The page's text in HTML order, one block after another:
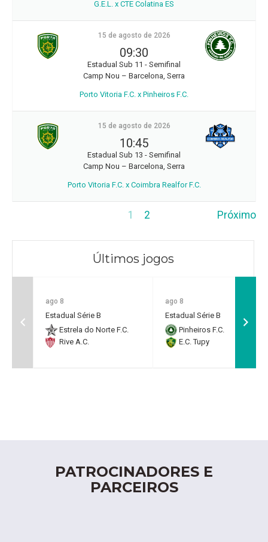
G.E.L. x CTE Colatina ES
15 de agosto de 2026
09:30
Estadual Sub 11 - Semifinal
Camp Nou – Barcelona, Serra
Porto Vitoria F.C. x Pinheiros F.C.
15 de agosto de 2026
10:45
Estadual Sub 13 - Semifinal
Camp Nou – Barcelona, Serra
Porto Vitoria F.C. x Coimbra Realfor F.C.
1 2 Próximo
Últimos jogos
ago 8
Estadual Série B
Estrela do Norte F.C.
Rive A.C.
ago 8
Estadual Série B
Pinheiros F.C.
E.C. Tupy
PATROCINADORES E
PARCEIROS